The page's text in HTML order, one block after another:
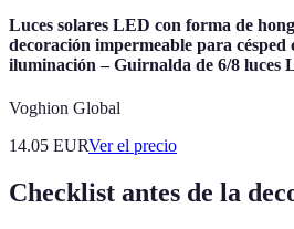
Luces solares LED con forma de
decoración impermeable para césped
iluminación – Guirnalda de 6/8 luces
Voghion Global
14.05 EURVer el precio
Checklist antes de la